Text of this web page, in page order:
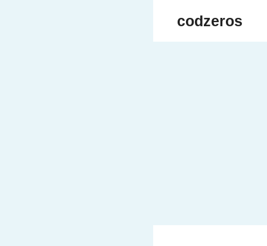
codzeros